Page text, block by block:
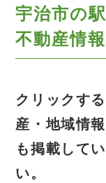
宇治市の
不動産情
クリックす
産・地域情
も掲載して
い。